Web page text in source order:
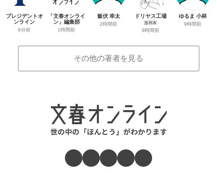
プレジデントオ
ンライン
6分前
「文春オンライ
ン」編集部
1時間前
飯伏 幸太
2時間前
ドリヤス工場
漫画家
8時間前
ゆるま 小林
9時間前
その他の著者を見る